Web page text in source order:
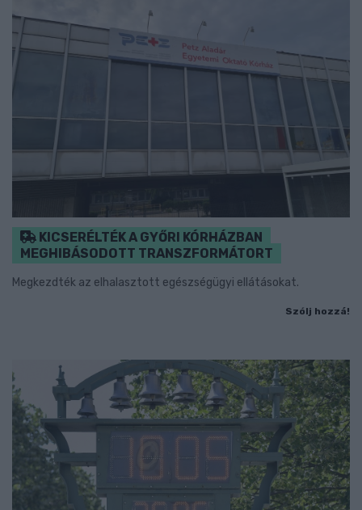
KICSERÉLTÉK A GYŐRI KÓRHÁZBAN
MEGHIBÁSODOTT TRANSZFORMÁTORT
Megkezdték az elhalasztott egészségügyi ellátásokat.
Szólj hozzá!